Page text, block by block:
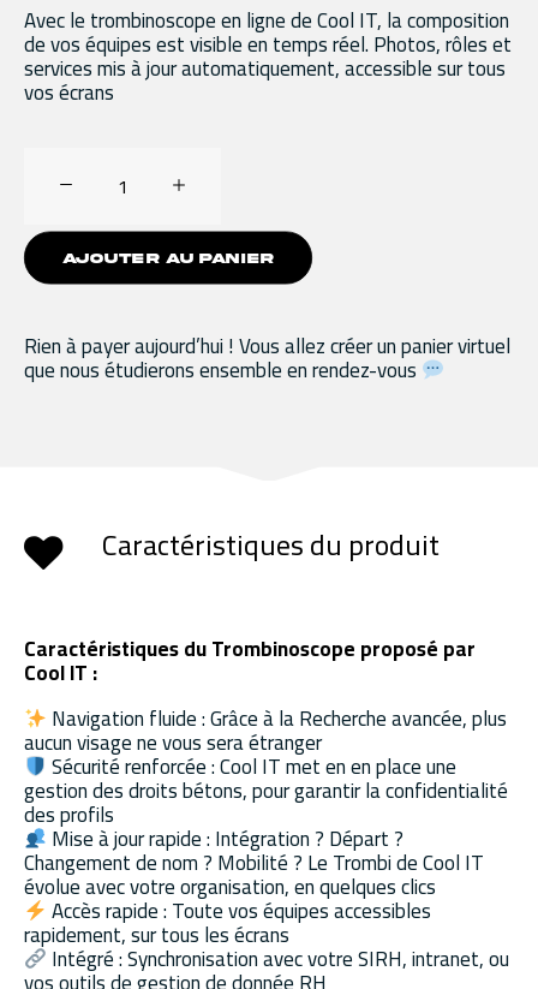
Avec le trombinoscope en ligne de Cool IT, la composition
de vos équipes est visible en temps réel. Photos, rôles et
services mis à jour automatiquement, accessible sur tous
vos écrans
Trombinoscope
interactif
AJOUTER AU PANIER
Rien à payer aujourd’hui ! Vous allez créer un panier virtuel
que nous étudierons ensemble en rendez-vous
Caractéristiques du produit
Caractéristiques du Trombinoscope proposé par
Cool IT :
Navigation fluide : Grâce à la Recherche avancée, plus
aucun visage ne vous sera étranger
Sécurité renforcée : Cool IT met en en place une
gestion des droits bétons, pour garantir la confidentialité
des profils
Mise à jour rapide : Intégration ? Départ ?
Changement de nom ? Mobilité ? Le Trombi de Cool IT
évolue avec votre organisation, en quelques clics
Accès rapide : Toute vos équipes accessibles
rapidement, sur tous les écrans
Intégré : Synchronisation avec votre SIRH, intranet, ou